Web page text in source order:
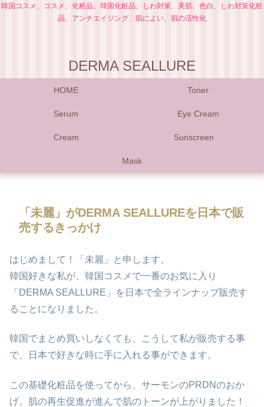
韓国コスメ、コスメ、化粧品、韓国化粧品、しわ対策、美肌、色白、しわ対策化粧
品、アンチエイジング、肌によい、肌の活性化
DERMA SEALLURE
HOME Toner
Serum Eye Cream
Cream Sunscreen
Mask
「未麗」がDERMA SEALLUREを日本で販
売するきっかけ
はじめまして！「未麗」と申します。
韓国好きな私が、韓国コスメで一番のお気に入り
「DERMA SEALLURE」を日本で全ラインナップ販売す
ることになりました。
韓国でまとめ買いしなくても、こうして私が販売する事
で、日本で好きな時に手に入れる事ができます。
この基礎化粧品を使ってから、サーモンのPRDNのおか
げ。肌の再生促進が進んで肌のトーンが上がりました！